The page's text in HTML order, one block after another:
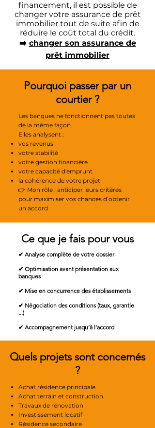
financement, il est possible de
changer votre assurance de prêt
immobilier tout de suite afin de
réduire le coût total du crédit.
➡️ changer son assurance de
prêt immobilier
Pourquoi passer par un
courtier ?
Les banques ne fonctionnent pas toutes
de la même façon.
Elles analysent :
vos revenus
votre stabilité
votre gestion financière
votre capacité d'emprunt
la cohérence de votre projet
👉 Mon rôle : anticiper leurs critères
pour maximiser vos chances d’obtenir
un accord
Ce que je fais pour vous
✔ Analyse complète de votre dossier
✔ Optimisation avant présentation aux
banques
✔ Mise en concurrence des établissements
✔ Négociation des conditions (taux, garantie
...)
✔ Accompagnement jusqu’à l’accord
Quels projets sont concernés
?
Achat résidence principale
Achat terrain et construction
Travaux de rénovation
Investissement locatif
Résidence secondaire